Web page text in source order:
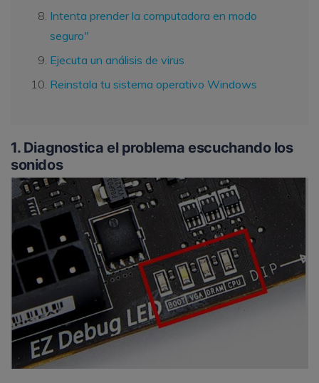
Intenta prender la computadora en modo
seguro"
Ejecuta un análisis de virus
Reinstala tu sistema operativo Windows
1. Diagnostica el problema escuchando los
sonidos